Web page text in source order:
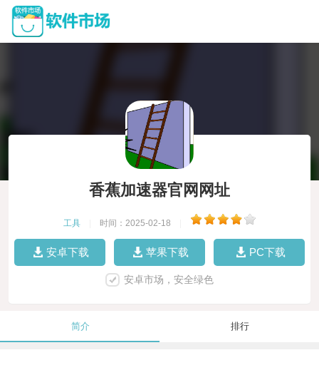
香蕉加速器官网网址
工具 时间：2025-02-18
安卓下载 苹果下载 PC下载
安卓市场，安全绿色
简介 排行